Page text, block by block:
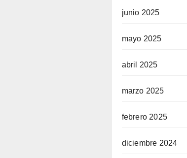
junio 2025
mayo 2025
abril 2025
marzo 2025
febrero 2025
diciembre 2024